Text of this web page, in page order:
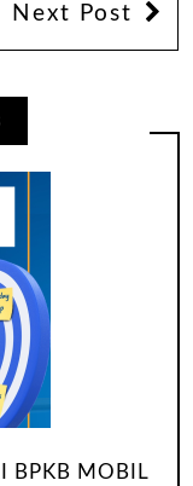
Next Post
BPKB MOBIL